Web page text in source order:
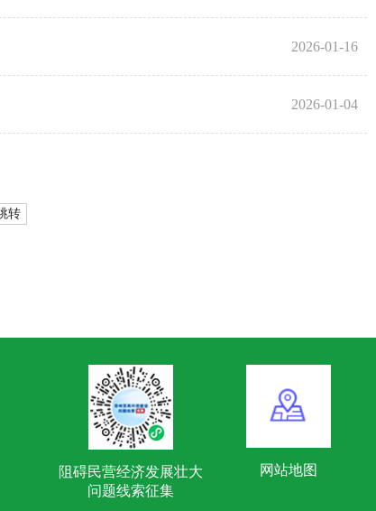
2026-01-16
2026-01-04
转
阻碍民营经济发展壮大
问题线索征集
网站地图